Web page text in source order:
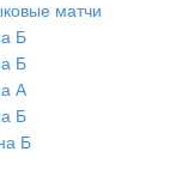
матчи
Б
Б
А
Б
Б